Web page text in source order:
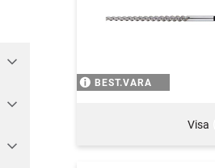
BEST.VARA
Visa